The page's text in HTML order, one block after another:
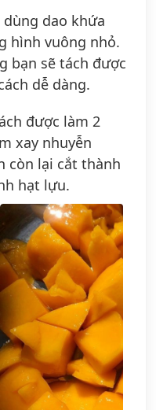
dao khứa
hình vuông nhỏ.
bạn sẽ tách được
dễ dàng.
được làm 2
xay nhuyễn
còn lại cắt thành
hạt lựu.